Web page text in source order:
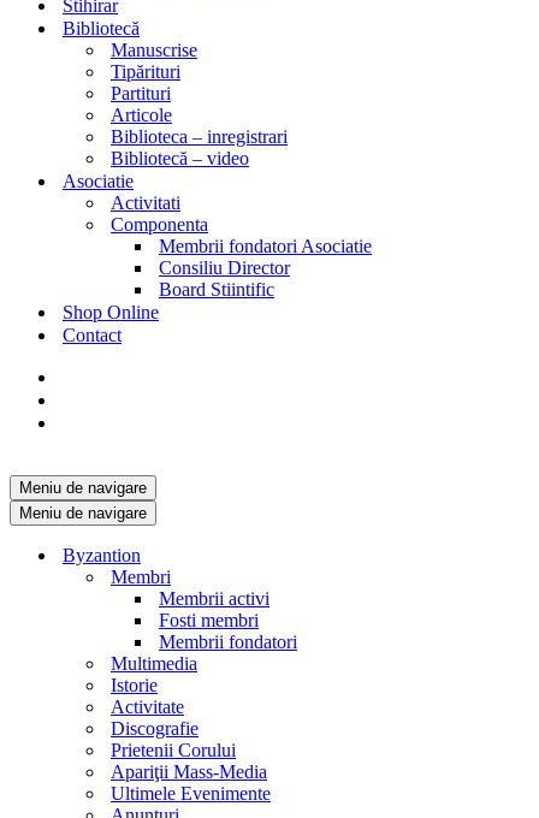
Stihirar
Bibliotecă
Manuscrise
Tipărituri
Partituri
Articole
Biblioteca – inregistrari
Bibliotecă – video
Asociatie
Activitati
Componenta
Membrii fondatori Asociatie
Consiliu Director
Board Stiintific
Shop Online
Contact
Meniu de navigare
Meniu de navigare
Byzantion
Membri
Membrii activi
Fosti membri
Membrii fondatori
Multimedia
Istorie
Activitate
Discografie
Prietenii Corului
Apariţii Mass-Media
Ultimele Evenimente